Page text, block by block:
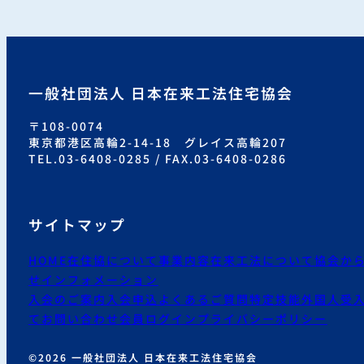
一般社団法人 日本在来工法住宅協会
〒108-0074
東京都港区高輪2-14-18 グレイス高輪207
TEL.03-6408-0285 / FAX.03-6408-0286
サイトマップ
HOME在住協について事業内容在来工法について協会か
せ インフォメーション
入会のご案内 入会申込 よくあるご質問特定技能外国人受
て お問い合わせ会員ログイン プライバシーポリシー
©2026 一般社団法人 日本在来工法住宅協会